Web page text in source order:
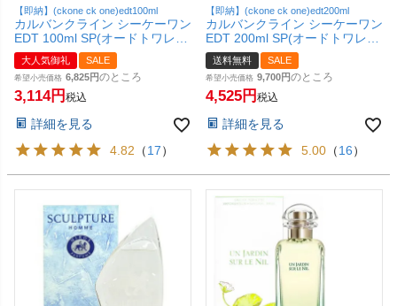
【即納】(ckone ck one)edt100ml
カルバンクライン シーケーワン
EDT 100ml SP(オードトワレ)
【香水】【SBT】
大人気御礼 SALE
希望小売価格 6,825 のところ
3,114 税込
詳細を見る
4.82 （17）
【即納】(ckone ck one)edt200ml
カルバンクライン シーケーワン
EDT 200ml SP(オードトワレ)
【香水】【宅配便送料無料】
送料無料 SALE
希望小売価格 9,700 のところ
4,525 税込
詳細を見る
5.00 （16）